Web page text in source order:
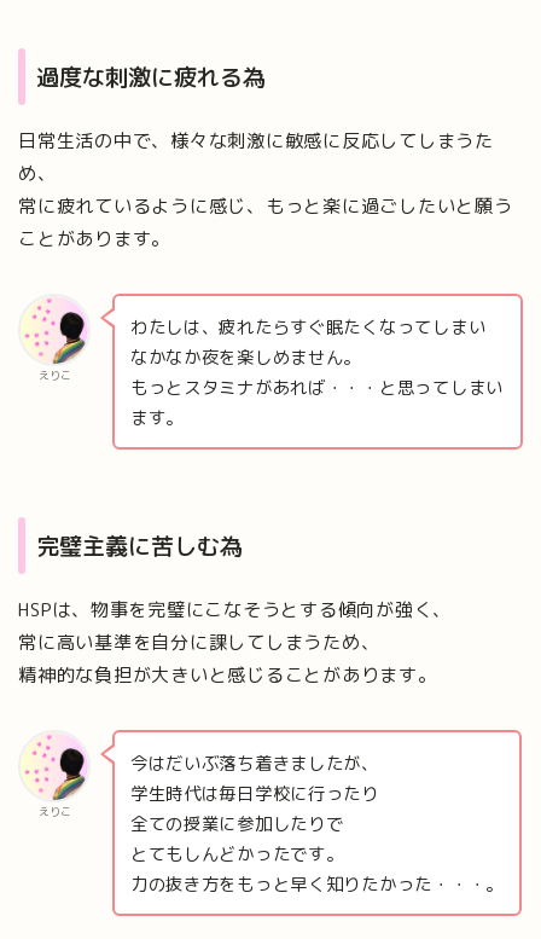
過度な刺激に疲れる為
日常生活の中で、様々な刺激に敏感に反応してしまうた
め、
常に疲れているように感じ、もっと楽に過ごしたいと願う
ことがあります。
えりこ
わたしは、疲れたらすぐ眠たくなってしまい
なかなか夜を楽しめません。
もっとスタミナがあれば・・・と思ってしまい
ます。
完璧主義に苦しむ為
HSPは、物事を完璧にこなそうとする傾向が強く、
常に高い基準を自分に課してしまうため、
精神的な負担が大きいと感じることがあります。
えりこ
今はだいぶ落ち着きましたが、
学生時代は毎日学校に行ったり
全ての授業に参加したりで
とてもしんどかったです。
力の抜き方をもっと早く知りたかった・・・。